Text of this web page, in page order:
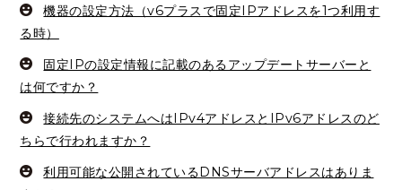
機器の設定方法（v6プラスで固定IPアドレスを1つ利用す
る時）
固定IPの設定情報に記載のあるアップデートサーバーと
は何ですか？
接続先のシステムへはIPv4アドレスとIPv6アドレスのど
ちらで行われますか？
利用可能な公開されているDNSサーバアドレスはありま